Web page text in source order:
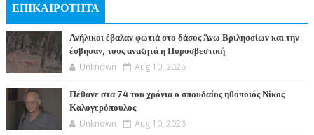
ΕΠΙΚΑΙΡΟΤΗΤΑ
Ανήλικοι έβαλαν φωτιά στο δάσος Άνω Βριλησσίων και την
έσβησαν, τους αναζητά η Πυροσβεστική
Unknown Aug 10, 2026
Πέθανε στα 74 του χρόνια ο σπουδαίος ηθοποιός Νίκος
Καλογερόπουλος
Unknown Aug 10, 2026